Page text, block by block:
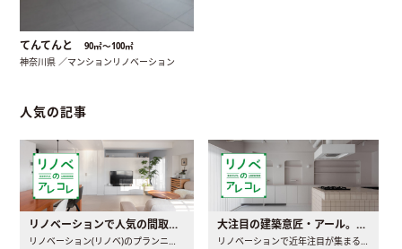
てんてんと 90㎡〜100㎡
神奈川県 ／マンションリノベーション
人気の記事
リノベーションで人気の間取りとは？トレンドの間取りと実例を徹底解説
リノベーション(リノベ)のプランニングで一番最初に決めるのは..
大注目の建築意匠・アール。人気の理由と空間に取り入れるポイント
リノベーションで近年注目が集まる建築意匠の一つであるアール..